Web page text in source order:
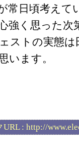
常日頃考えて
強く思った次
ストの実態
います。
URL : http://